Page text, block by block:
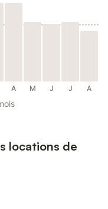
A M J J A
locations de